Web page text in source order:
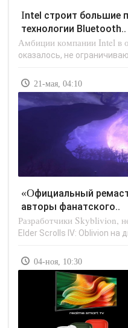
Intel строит большие планы по развитию
технологии Bluetooth..
Амбиции компании Intel в
оказалось, не
21-мая, 04:10
«Официальный ремастер не сравнится»:
авторы фанатского..
Разработчики Skyblivion,
Elder Scrolls IV: Oblivion на
04-ноя, 10:30